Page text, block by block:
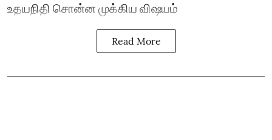
உதயநிதி சொன்ன முக்கிய விஷயம்
Read More